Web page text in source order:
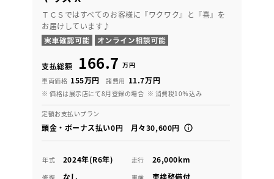
ＴＣＳではすべてのお客様に『ワクワク』と『喜』を
お届けしています♪
支払総額 166.7 万円
車両価格 155万円 諸費用 11.7万円
※ 価格は展示店にて8月登録の場合 ※ 消費税10％込み
定額お支払いプラン
頭金・ボーナス払い0円 月々30,600円
年式 2024年(R6年) 走行 26,000km
なし 車検整備付